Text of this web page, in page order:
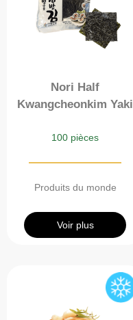
Nori Half
Kwangcheonkim Yaki
100 pièces
Produits du monde
Voir plus